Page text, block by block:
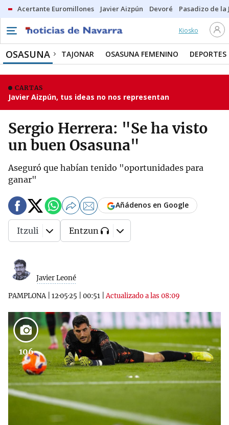
Acertante Euromillones Javier Aizpún Devoré Pasadizo de la
Kiosko
OSASUNA TAJONAR OSASUNA FEMENINO DEPORTES
CARTAS
Javier Aizpún, tus ideas no nos representan
Sergio Herrera: "Se ha visto
un buen Osasuna"
Aseguró que habían tenido "oportunidades para
ganar"
Javier Leoné
PAMPLONA| 12·05·25 00:51 |Actualizado a las 08:09
Añádenos en Google
Itzuli Entzun
106